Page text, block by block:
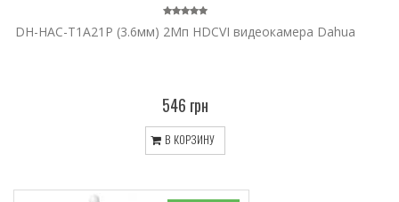
DH-HAC-T1A21P (3.6мм) 2Мп HDCVI видеокамера Dahua
546 грн
В КОРЗИНУ